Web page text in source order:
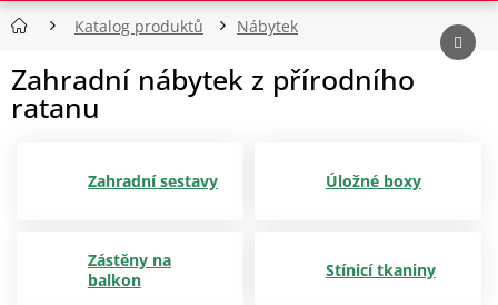
Katalog produktů Nábytek
Zahradní nábytek z přírodního
ratanu
Zahradní sestavy Úložné boxy
Zástěny na
balkon
Stínicí tkaniny